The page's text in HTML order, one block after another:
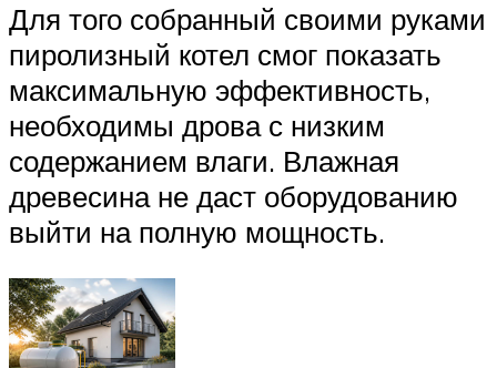
Для того собранный своими руками
пиролизный котел смог показать
максимальную эффективность,
необходимы дрова с низким
содержанием влаги. Влажная
древесина не даст оборудованию
выйти на полную мощность.